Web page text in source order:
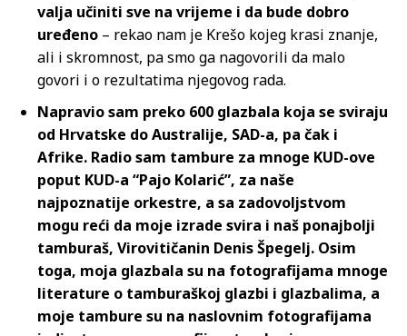
valja učiniti sve na vrijeme i da bude dobro
uređeno – rekao nam je Krešo kojeg krasi znanje,
ali i skromnost, pa smo ga nagovorili da malo
govori i o rezultatima njegovog rada.
Napravio sam preko 600 glazbala koja se sviraju
od Hrvatske do Australije, SAD-a, pa čak i
Afrike. Radio sam tambure za mnoge KUD-ove
poput KUD-a “Pajo Kolarić”, za naše
najpoznatije orkestre, a sa zadovoljstvom
mogu reći da moje izrade svira i naš ponajbolji
tamburaš, Virovitičanin Denis Špegelj. Osim
toga, moja glazbala su na fotografijama mnoge
literature o tamburaškoj glazbi i glazbalima, a
moje tambure su na naslovnim fotografijama